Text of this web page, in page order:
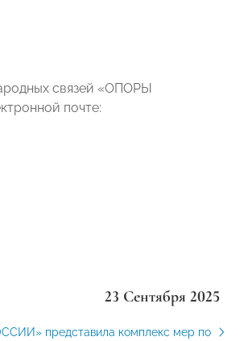
связей «ОПОРЫ
почте:
23 Сентября 2025
представила комплекс мер по